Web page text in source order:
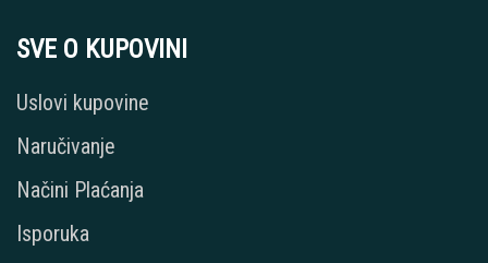
SVE O KUPOVINI
Uslovi kupovine
Naručivanje
Načini Plaćanja
Isporuka